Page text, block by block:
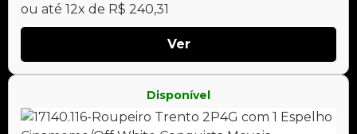
ou até 12x de R$ 240,31
Ver
Disponível